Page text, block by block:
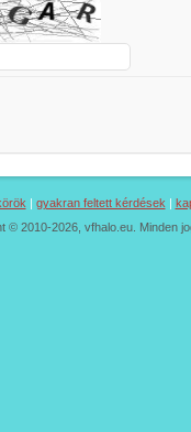
| gyakran feltett kérdések |
© 2010-2026, vfhalo.eu. Minden